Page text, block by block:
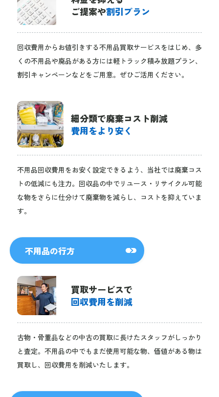
ご提案や割引プラン
回収費用からお値引きする不用品買取サービスをはじめ、多
くの不用品や廃品がある方には軽トラック積み放題プラン、
割引キャンペーンなどをご用意。ぜひご活用ください。
細分類で廃棄コスト削減
費用をより安く
不用品回収費用をお安く設定できるよう、当社では廃棄コス
トの低減にも注力。回収品の中でリユース・リサイクル可能
な物をさらに仕分けて廃棄物を減らし、コストを抑えていま
す。
不用品の行方
買取サービスで
回収費用を削減
古物・骨董品などの中古の買取に長けたスタッフがしっかり
と査定。不用品の中でもまだ使用可能な物、価値がある物は
買取し、回収費用を削減いたします。